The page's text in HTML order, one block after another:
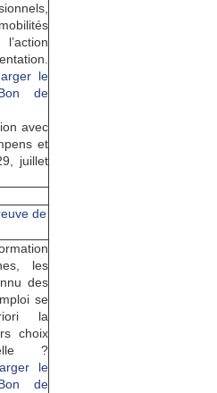
le
de
avec
et
juillet
de
les
des
se
la
choix
?
le
de